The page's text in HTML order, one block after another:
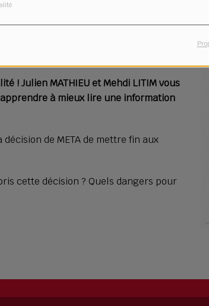
! Julien MATHIEU et Mehdi LITIM vous
à mieux lire une information
de META de mettre fin aux
cette décision ? Quels dangers pour